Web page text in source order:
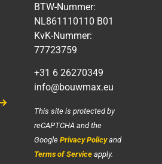
BTW-Nummer:
NL861110110 B01
KvK-Nummer:
77723759
+31 6 26270349
info@bouwmax.eu
This site is protected by
reCAPTCHA and the
Google Privacy Policyand
Terms of Service apply.